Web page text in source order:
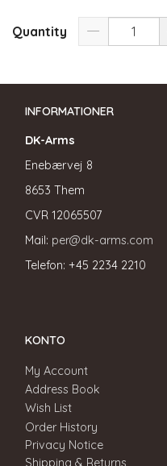
Quantity
INFORMATIONER
DK-Arms
Enebærvej 8
8653 Them
CVR 12065507
Mail: per@dk-arms.com
Telefon: +45 2234 2210
KONTO
My Account
Address Book
Wish List
Order History
Privacy Notice
Shipping & Returns